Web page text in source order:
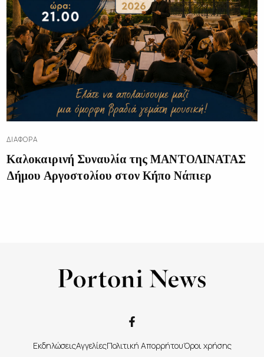
ΔΙΑΦΟΡΑ
Καλοκαιρινή Συναυλία της ΜΑΝΤΟΛΙΝΑΤΑΣ
Δήμου Αργοστολίου στον Κήπο Νάπιερ
ΕκδηλώσειςΑγγελίεςΠολιτική ΑπορρήτουΌροι χρήσης